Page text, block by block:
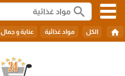
search
home الكل مواد غذائية عناية و جمال